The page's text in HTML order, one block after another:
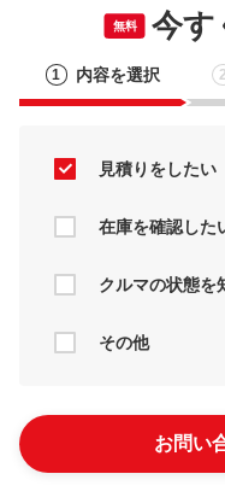
無料 今す
1 内容を選択 2
見積りをしたい
在庫を確認した
クルマの状態を
その他
お問い